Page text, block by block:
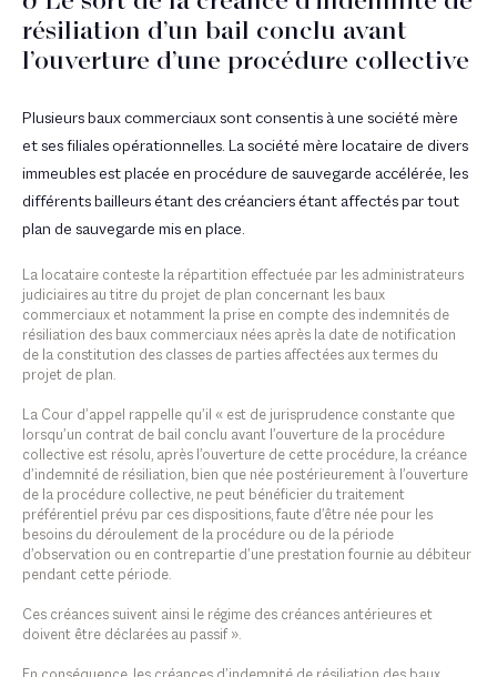
résiliation d’un bail conclu avant
l’ouverture d’une procédure collective
Plusieurs baux commerciaux sont consentis à une société mère
et ses filiales opérationnelles. La société mère locataire de divers
immeubles est placée en procédure de sauvegarde accélérée, les
différents bailleurs étant des créanciers étant affectés par tout
plan de sauvegarde mis en place.
La locataire conteste la répartition effectuée par les administrateurs
judiciaires au titre du projet de plan concernant les baux
commerciaux et notamment la prise en compte des indemnités de
résiliation des baux commerciaux nées après la date de notification
de la constitution des classes de parties affectées aux termes du
projet de plan.
La Cour d’appel rappelle qu’il « est de jurisprudence constante que
lorsqu’un contrat de bail conclu avant l’ouverture de la procédure
collective est résolu, après l’ouverture de cette procédure, la créance
d’indemnité de résiliation, bien que née postérieurement à l’ouverture
de la procédure collective, ne peut bénéficier du traitement
préférentiel prévu par ces dispositions, faute d’être née pour les
besoins du déroulement de la procédure ou de la période
d’observation ou en contrepartie d’une prestation fournie au débiteur
pendant cette période.
Ces créances suivent ainsi le régime des créances antérieures et
doivent être déclarées au passif ».